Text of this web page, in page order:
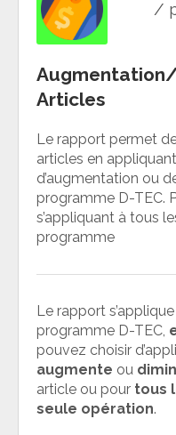
/
Articles
Le rapport permet
articles en
d’augmentation ou
programme D-TEC.
s’appliquant à tous
programme
Le rapport
programme D-TEC,
pouvez choisir
augmente ou
article ou pour tous
seule opération.